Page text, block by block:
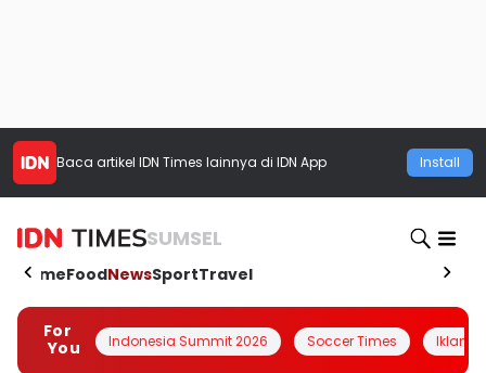
Baca artikel IDN Times lainnya di IDN App Install
SUMSEL
HomeFoodNewsSportTravel
For
You
Indonesia Summit 2026 Soccer Times Iklanin